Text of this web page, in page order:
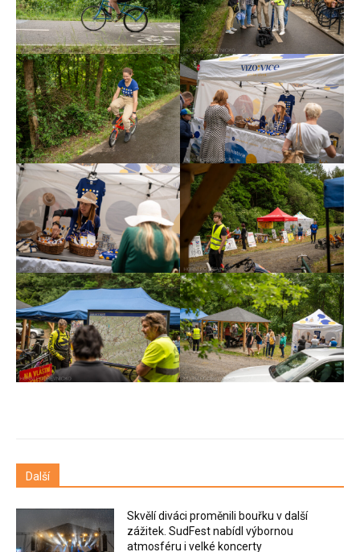
Další
Skvělí diváci proměnili bouřku v další
zážitek. SudFest nabídl výbornou
atmosféru i velké koncerty